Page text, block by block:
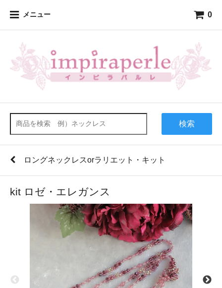
メニュー 0
検索
ロングネックレスorラリエット・キット
kit ロゼ・エレガンス